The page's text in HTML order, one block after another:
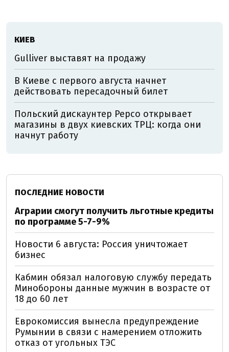
КИЕВ
Gulliver выставят на продажу
В Киеве с первого августа начнет
действовать пересадочный билет
Польский дискаунтер Pepco открывает
магазины в двух киевских ТРЦ: когда они
начнут работу
ПОСЛЕДНИЕ НОВОСТИ
Аграрии смогут получить льготные кредиты
по программе 5-7-9%
Новости 6 августа: Россия уничтожает
бизнес
Кабмин обязал налоговую службу передать
Минобороны данные мужчин в возрасте от
18 до 60 лет
Еврокомиссия вынесла предупреждение
Румынии в связи с намерением отложить
отказ от угольных ТЭС